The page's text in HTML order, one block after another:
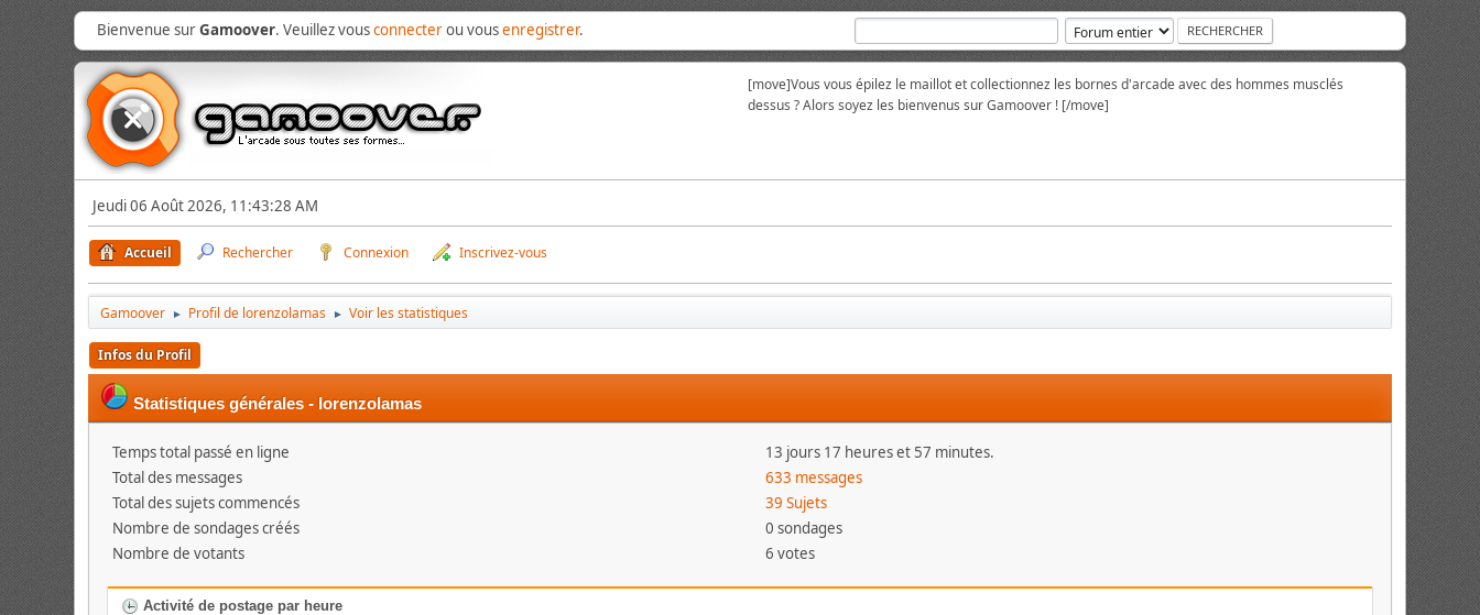
Bienvenue surGamoover. Veuillez vousconnecterou vousenregistrer.
[move]Vous vous épilez le maillot et collectionnez les bornes d'arcade avec des hommes musclés
dessus ? Alors soyez les bienvenus sur Gamoover ! [/move]
Jeudi 06 Août 2026, 11:43:28 AM
Accueil Rechercher Connexion Inscrivez-vous
Gamoover ► Profil de lorenzolamas ► Voir les statistiques
Infos du Profil
Statistiques générales - lorenzolamas
Temps total passé en ligne
13 jours 17 heures et 57 minutes.
Total des messages
633 messages
Total des sujets commencés
39 Sujets
Nombre de sondages créés
0 sondages
Nombre de votants
6 votes
Activité de postage par heure